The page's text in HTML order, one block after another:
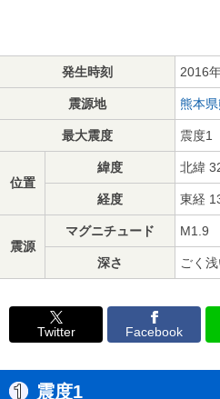
発生時刻 2016
震源地 熊本
最大震度 震度1
位置
緯度 北緯
経度 東経
震源
マグニチュード M1.9
深さ ごく
Twitter Facebook
震度1